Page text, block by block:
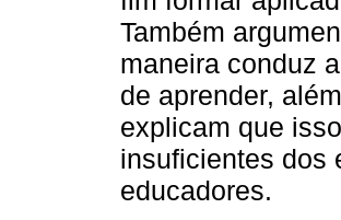
Também
maneira conduz
de aprender,
explicam que
insuficientes dos
educadores.